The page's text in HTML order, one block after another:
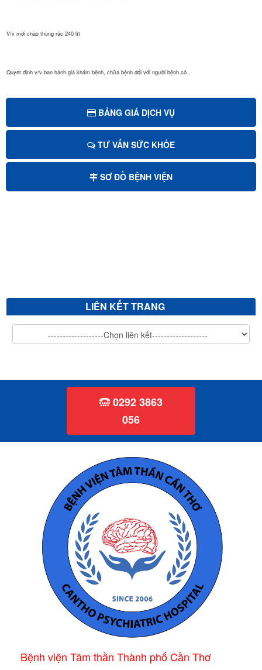
V/v mời chào thùng rác 240 lít
Quyết định v/v ban hành giá khám bệnh, chữa bệnh đối với người bệnh có...
Quyết định Giá dịch vụ khám bệnh, chữa bệnh theo yêu cầu áp dụng tại B...
Mời chào giá sửa chữa, cải tạo và nâng nền sảnh chính bệnh viện...
BẢNG GIÁ DỊCH VỤ
TƯ VẤN SỨC KHỎE
SƠ ĐỒ BỆNH VIỆN
LIÊN KẾT TRANG
0292 3863
056
Bệnh viện Tâm thần Thành phố Cần Thơ